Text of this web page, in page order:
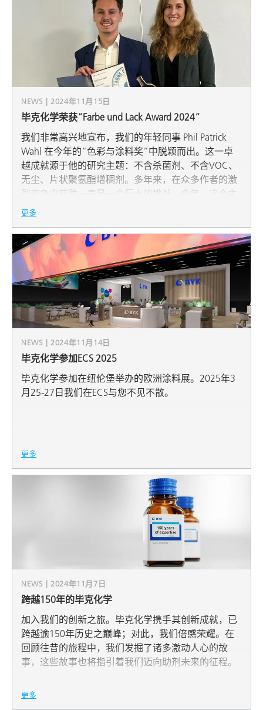
的角度出发，主要目的是解决消泡/流变助剂怎么选，
助剂使用过程中遇到问题怎么办，涂料应用有缺陷怎
么解决的问题。突出了助剂对建筑涂料产品的在消泡/
流变问题中起到的积极作用。研讨会结束后有在线答
疑和互动环节。
NEWS | 2024年11月15日
毕克化学荣获“Farbe und Lack Award 2024”
我们非常高兴地宣布，我们的年轻同事 Phil Patrick
Wahl 在今年的“色彩与涂料奖”中脱颖而出。这一卓
越成就源于他的研究主题：不含杀菌剂、不含VOC、
无尘、片状聚氨酯增稠剂。多年来，在众多作者的激
烈竞争中获胜一直是一个巨大的挑战。今年，这个主
题、文本和作者的卓越表现使得天平倾向于毕克化
新RHEOBYK系列产品：增稠剂 - RHEOBYK-7650、
RHEOBYK-7670和RHEOBYK-7690
更多
NEWS | 2024年11月14日
毕克化学参加ECS 2025
毕克化学参加在纽伦堡举办的欧洲涂料展。2025年3
月25-27日我们在ECS与您不见不散。
更多
NEWS | 2024年11月7日
跨越150年的毕克化学
加入我们的创新之旅。毕克化学携手其创新成就，已
跨越逾150年历史之巅峰；对此，我们倍感荣耀。在
回顾往昔的旅程中，我们发掘了诸多激动人心的故
事，这些故事也将指引着我们迈向助剂未来的征程。
更多